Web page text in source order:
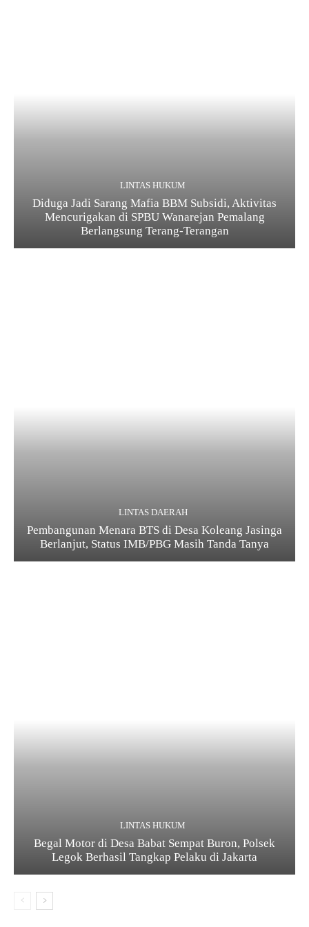
LINTAS HUKUM
Diduga Jadi Sarang Mafia BBM Subsidi, Aktivitas
Mencurigakan di SPBU Wanarejan Pemalang
Berlangsung Terang-Terangan
LINTAS DAERAH
Pembangunan Menara BTS di Desa Koleang Jasinga
Berlanjut, Status IMB/PBG Masih Tanda Tanya
LINTAS HUKUM
Begal Motor di Desa Babat Sempat Buron, Polsek
Legok Berhasil Tangkap Pelaku di Jakarta